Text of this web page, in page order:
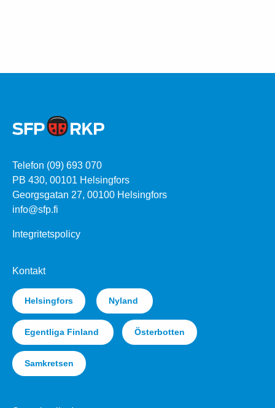
Telefon (09) 693 070
PB 430, 00101 Helsingfors
Georgsgatan 27, 00100 Helsingfors
info@sfp.fi
Integritetspolicy
Kontakt
Helsingfors Nyland
Egentliga Finland Österbotten
Samkretsen